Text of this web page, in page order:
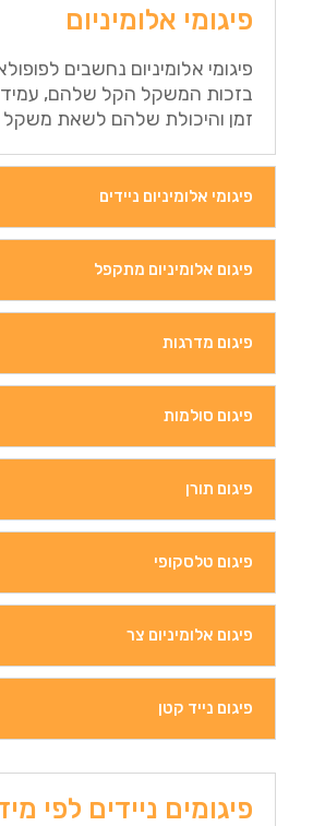
פיגומי אלומיניום
פיגומי אלומיניום נחשבים
בזכות המשקל הקל שלהם,
זמן והיכולת שלהם לשאת
פיגומי אלומיניום ניידים
פיגום אלומיניום מתקפל
פיגום מדרגות
פיגום סולמות
פיגום תורן
פיגום טלסקופי
פיגום אלומיניום צר
פיגום נייד קטן
פיגומים ניידים לפי